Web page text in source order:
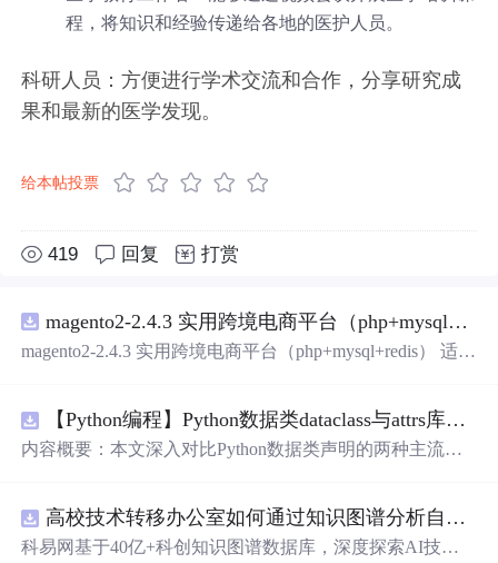
程，将知识和经验传递给各地的医护人员。
科研人员：方便进行学术交流和合作，分享研究成
果和最新的医学发现。
给本帖投票
419 回复 打赏
magento2-2.4.3 实用跨境电商平台（php+mysql+redis）
magento2-2.4.3 实用跨境电商平台（php+mysql+redis） 适用
【Python编程】Python数据类dataclass与attrs库对比
内容概要：本文深入对比Python数据类声明的两种主流方
码（boilerplate）消除出发，详解@dataclass装饰器的frozen/
unsafe_hash/order/slot参数语义、field()函数的默认值工厂与
高校技术转移办公室如何通过知识图谱分析自身成果转化瓶颈？.docx
科易网基于40亿+科创知识图谱数据库，深度探索AI技术